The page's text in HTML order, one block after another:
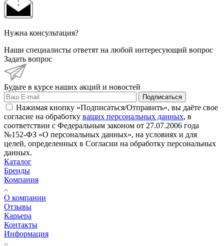
Нужна консультация?
Наши специалисты ответят на любой интересующий вопрос
Задать вопрос
Будьте в курсе наших акций и новостей
Подписаться
Нажимая кнопку «Подписаться/Отправить», вы даёте свое
согласие на обработку ваших персональных данных, в
соответствии с Федеральным законом от 27.07.2006 года
№152-ФЗ «О персональных данных», на условиях и для
целей, определенных в Согласии на обработку персональных
данных.
Каталог
Бренды
Компания
О компании
Отзывы
Карьера
Контакты
Информация